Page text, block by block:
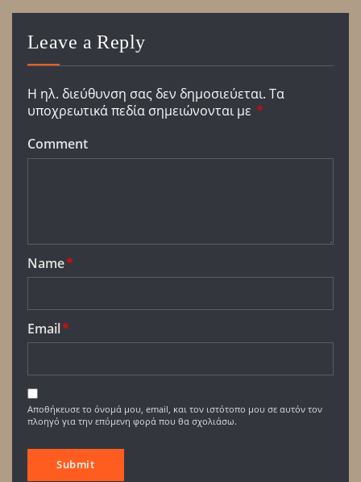
Leave a Reply
Η ηλ. διεύθυνση σας δεν δημοσιεύεται. Τα
υποχρεωτικά πεδία σημειώνονται με *
Comment
Name*
Email*
Αποθήκευσε το όνομά μου, email, και τον ιστότοπο μου σε αυτόν τον
πλοηγό για την επόμενη φορά που θα σχολιάσω.